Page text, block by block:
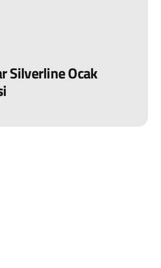
Silverline Ocak